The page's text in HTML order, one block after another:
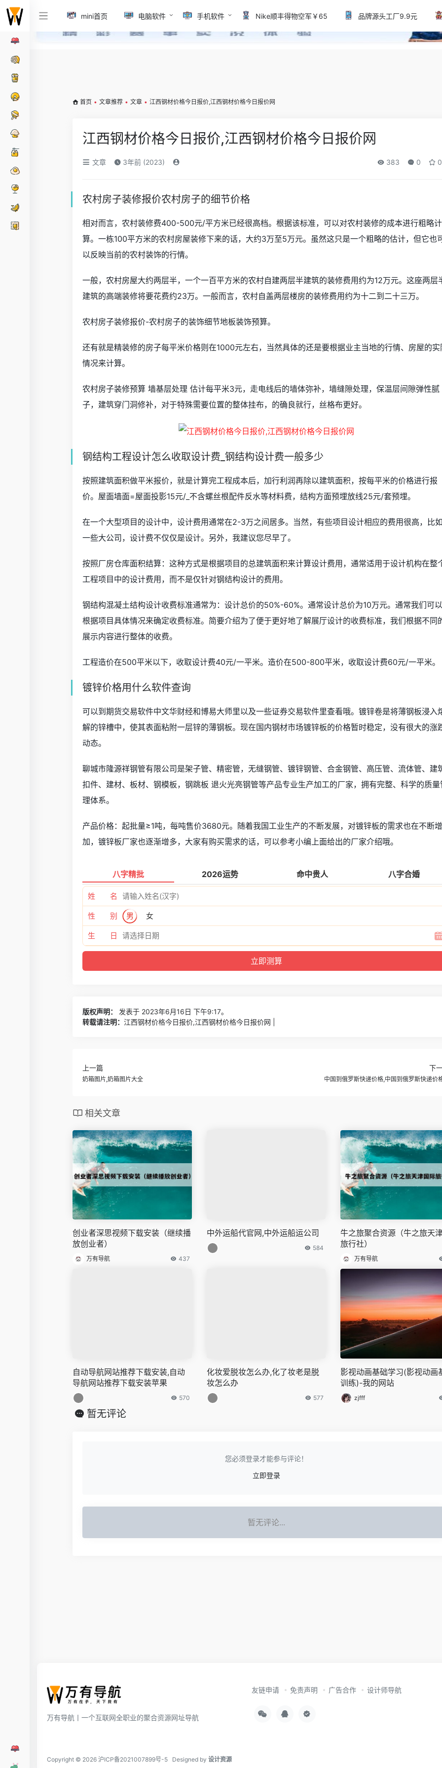
mini首页 电脑软件 手机软件 Nike顺丰得物空军￥65 品牌源头工厂9.9元
首页 • 文章推荐 • 文章 • 江西钢材价格今日报价,江西钢材价格今日报价网
江西钢材价格今日报价,江西钢材价格今日报价网
文章 3年前 (2023) 383 0 0
农村房子装修报价农村房子的细节价格
相对而言，农村装修费400-500元/平方米已经很高档。根据该标准，可以对农村装修的成本进行粗略计
算。一栋100平方米的农村房屋装修下来的话，大约3万至5万元。虽然这只是一个粗略的估计，但它也
以反映当前的农村装饰的行情。
一般，农村房屋大约两层半，一个一百平方米的农村自建两层半建筑的装修费用约为12万元。这座两层
建筑的高端装修将要花费约23万。一般而言，农村自盖两层楼房的装修费用约为十二到二十三万。
农村房子装修报价-农村房子的装饰细节地板装饰预算。
还有就是精装修的房子每平米价格则在1000元左右，当然具体的还是要根据业主当地的行情、房屋的实
情况来计算。
农村房子装修预算 墙基层处理 估计每平米3元，走电线后的墙体弥补，墙缝隙处理，保温层间隙弹性腻
子，建筑穿门洞修补，对于特殊需要位置的整体挂布，的确良就行，丝格布更好。
钢结构工程设计怎么收取设计费_钢结构设计费一般多少
按照建筑面积做平米报价，就是计算完工程成本后，加行利润再除以建筑面积，按每平米的价格进行报
价。屋面墙面=屋面投影15元/_不含螺丝根配件反水等材料费，结构方面预埋放线25元/套预埋。
在一个大型项目的设计中，设计费用通常在2-3万之间居多。当然，有些项目设计相应的费用很高，比如
一些大公司，设计费不仅仅是设计。另外，我建议您尽早了。
按照厂房仓库面积结算：这种方式是根据项目的总建筑面积来计算设计费用，通常适用于设计机构在整
工程项目中的设计费用，而不是仅针对钢结构设计的费用。
钢结构混凝土结构设计收费标准通常为：设计总价的50%-60%。通常设计总价为10万元。通常我们可以
根据项目具体情况来确定收费标准。简要介绍为了便于更好地了解展厅设计的收费标准，我们根据不同
展示内容进行整体的收费。
工程造价在500平米以下，收取设计费40元/一平米。造价在500-800平米，收取设计费60元/一平米。
镀锌价格用什么软件查询
可以到期货交易软件中文华财经和博易大师里以及一些证券交易软件里查看哦。镀锌卷是将薄钢板浸入
解的锌槽中，使其表面粘附一层锌的薄钢板。现在国内钢材市场镀锌板的价格暂时稳定，没有很大的涨
动态。
聊城市隆源祥钢管有限公司是架子管、精密管，无缝钢管、镀锌钢管、合金钢管、高压管、流体管、建
扣件、建材、板材、钢模板，钢跳板 退火光亮钢管等产品专业生产加工的厂家，拥有完整、科学的质量
理体系。
产品价格：起批量≥1吨，每吨售价3680元。随着我国工业生产的不断发展，对镀锌板的需求也在不断增
加，镀锌板厂家也逐渐增多，大家有购买需求的话，可以参考小编上面给出的厂家介绍哦。
八字精批 2026运势 命中贵人 八字合婚
姓 名
性 别 男 女
生 日
版权声明：
发表于 2023年6月16日 下午9:17。
转载请注明： 江西钢材价格今日报价,江西钢材价格今日报价网 |
上一篇
奶箱图片,奶箱图片大全
下
中国到俄罗斯快递价格,中国到俄罗斯快递价
相关文章
创业者深思视频下载安装（继续播
放创业者）
万有导航 437
中外运船代官网,中外运船运公司
584
牛之旅聚合资源（牛之旅天
旅行社）
万有导航
自动导航网站推荐下载安装,自动
导航网站推荐下载安装苹果
570
化妆爱脱妆怎么办,化了妆老是脱
妆怎么办
577
影视动画基础学习(影视动画
训练)-我的网站
zjfff
暂无评论
您必须登录才能参与评论！
立即登录
暂无评论...
万有导航丨一个互联网全职业的聚合资源网址导航
友链申请 免责声明 广告合作 设计师导航
Copyright © 2026 沪ICP备2021007899号-5 Designed by 设计资源